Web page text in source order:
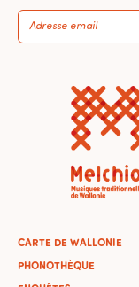
CARTE DE WALLONIE
PHONOTHÈQUE